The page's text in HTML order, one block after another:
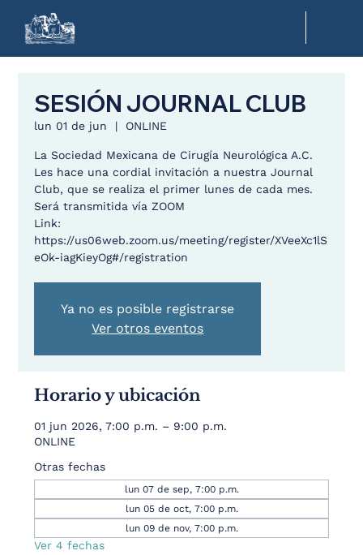
SESIÓN JOURNAL CLUB
lun 01 de jun
  |
ONLINE
La Sociedad Mexicana de Cirugía Neurológica A.C.
Les hace una cordial invitación a nuestra Journal
Club, que se realiza el primer lunes de cada mes.
Será transmitida vía ZOOM
Link:
https://us06web.zoom.us/meeting/register/XVeeXc1lS
eOk-iagKieyOg#/registration
Ya no es posible registrarse
Ver otros eventos
Horario y ubicación
01 jun 2026, 7:00 p.m. – 9:00 p.m.
ONLINE
Otras fechas
lun 07 de sep, 7:00 p.m.
lun 05 de oct, 7:00 p.m.
lun 09 de nov, 7:00 p.m.
Ver 4 fechas